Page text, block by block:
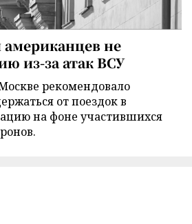
не
из-за атак ВСУ
рекомендовало
от поездок в
на фоне участившихся